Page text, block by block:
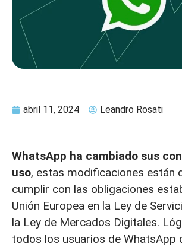
abril 11, 2024 Leandro Rosati
WhatsApp ha cambiado sus
uso, estas modificaciones están
cumplir con las obligaciones
Unión Europea en la Ley de
la Ley de Mercados Digitales.
todos los usuarios de WhatsApp